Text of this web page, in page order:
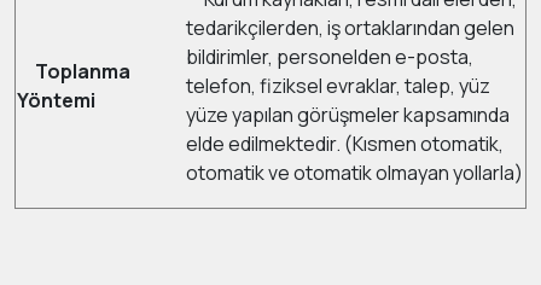
Toplanma
Yöntemi
tedarikçilerden, iş ortaklarından gelen
bildirimler, personelden e-posta,
telefon, fiziksel evraklar, talep, yüz
yüze yapılan görüşmeler kapsamında
elde edilmektedir. (Kısmen otomatik,
otomatik ve otomatik olmayan yollarla)